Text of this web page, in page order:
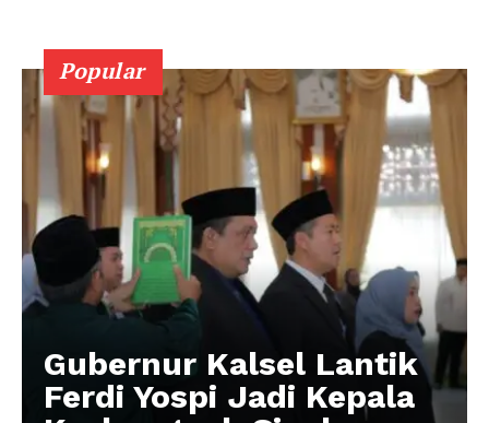
Popular
Gubernur Kalsel Lantik
Ferdi Yospi Jadi Kepala